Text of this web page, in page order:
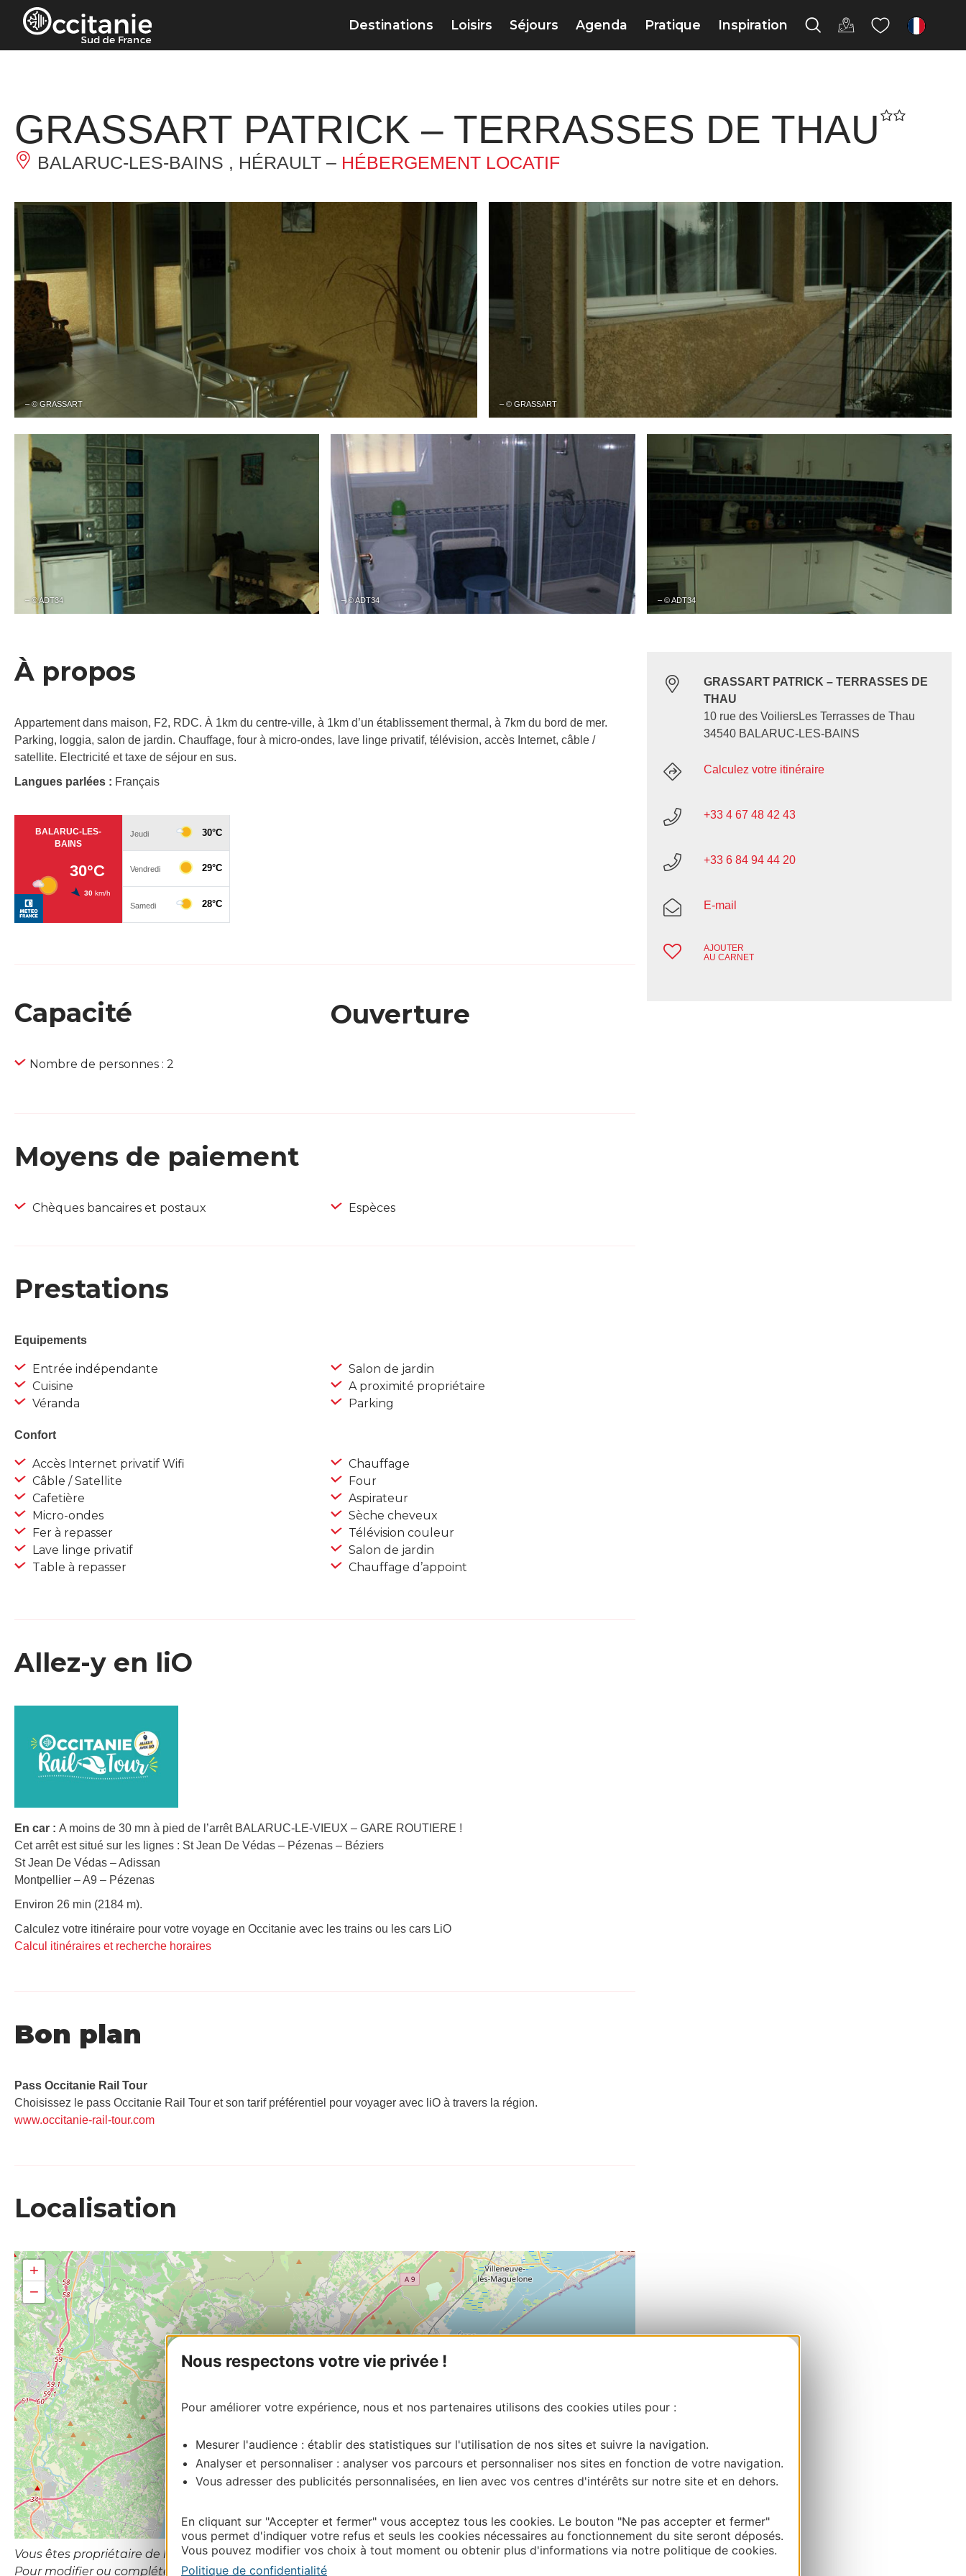
Panneau de gestion des cookies
Nous respectons votre vie privée !
Pour améliorer votre expérience, nous et nos partenaires utilisons des cookies utiles pour :
Mesurer l'audience : établir des statistiques sur l'utilisation de nos sites et suivre la navigation.
Analyser et personnaliser : analyser vos parcours et personnaliser nos sites en fonction de votre navigation.
Vous adresser des publicités personnalisées, en lien avec vos centres d'intérêts sur notre site et en dehors.
En cliquant sur "Accepter et fermer" vous acceptez tous les cookies. Le bouton "Ne pas accepter et fermer"
vous permet d'indiquer votre refus et seuls les cookies nécessaires au fonctionnement du site seront déposés.
Vous pouvez modifier vos choix à tout moment ou obtenir plus d'informations via notre politique de cookies.
Politique de confidentialité
Destinations Loisirs Séjours Agenda Pratique Inspiration fr
GRASSART PATRICK – TERRASSES DE THAU
BALARUC-LES-BAINS , HÉRAULT – HÉBERGEMENT LOCATIF
– © GRASSART – © GRASSART
– © ADT34 – © ADT34 – © ADT34
À propos
Appartement dans maison, F2, RDC. À 1km du centre-ville, à 1km d’un établissement thermal, à 7km du bord de mer.
Parking, loggia, salon de jardin. Chauffage, four à micro-ondes, lave linge privatif, télévision, accès Internet, câble /
satellite. Electricité et taxe de séjour en sus.
Langues parlées : Français
Capacité
Nombre de personnes : 2
Ouverture
Moyens de paiement
Chèques bancaires et postaux Espèces
Prestations
Equipements
Entrée indépendante
Cuisine
Véranda
Salon de jardin
A proximité propriétaire
Parking
Confort
Accès Internet privatif Wifi
Câble / Satellite
Cafetière
Micro-ondes
Fer à repasser
Lave linge privatif
Table à repasser
Chauffage
Four
Aspirateur
Sèche cheveux
Télévision couleur
Salon de jardin
Chauffage d’appoint
Allez-y en liO
En car : A moins de 30 mn à pied de l’arrêt BALARUC-LE-VIEUX – GARE ROUTIERE !
Cet arrêt est situé sur les lignes : St Jean De Védas – Pézenas – Béziers
St Jean De Védas – Adissan
Montpellier – A9 – Pézenas
Environ 26 min (2184 m).
Calculez votre itinéraire pour votre voyage en Occitanie avec les trains ou les cars LiO
Calcul itinéraires et recherche horaires
Bon plan
Pass Occitanie Rail Tour​
Choisissez le pass Occitanie Rail Tour et son tarif préférentiel pour voyager avec liO à travers la région.
www.occitanie-rail-tour.com
Localisation
+
−
Leaflet | Map data ©OpenStreetMap contributors
Vous êtes propriétaire de l’établissement ou le gestionnaire de cette activité?
Pour modifier ou compléter cette fiche, merci de contacter OT BALARUC-LES-BAINS
GRASSART PATRICK – TERRASSES DE
THAU
10 rue des VoiliersLes Terrasses de Thau
34540 BALARUC-LES-BAINS
Calculez votre itinéraire
+33 4 67 48 42 43
+33 6 84 94 44 20
E-mail
AJOUTER
AU CARNET